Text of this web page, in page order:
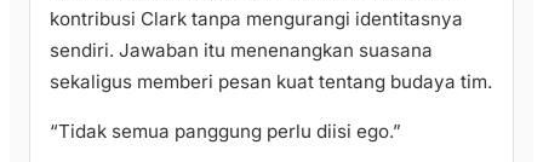
kontribusi Clark tanpa mengurangi identitasnya
sendiri. Jawaban itu menenangkan suasana
sekaligus memberi pesan kuat tentang budaya tim.
“Tidak semua panggung perlu diisi ego.”